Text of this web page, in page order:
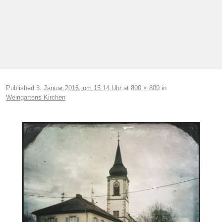
Bilder-Navigation
Published 3. Januar 2016, um 15:14 Uhr at 800 × 800 in
Weingartens Kirchen